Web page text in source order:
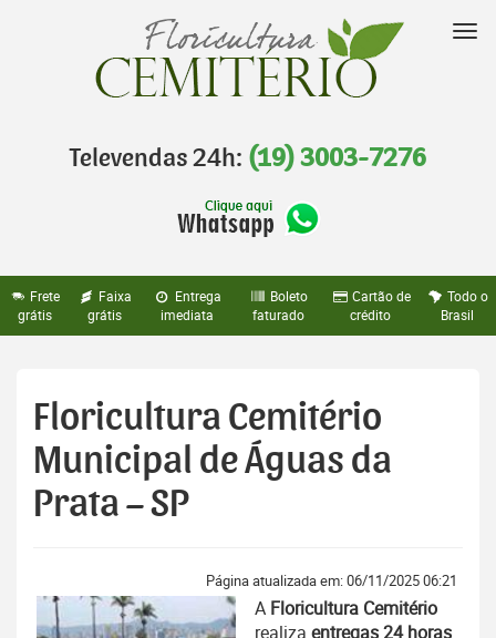
Televendas 24h: (19) 3003-7276
Frete
grátis
Faixa
grátis
Entrega
imediata
Boleto
faturado
Cartão de
crédito
Todo o
Brasil
Floricultura Cemitério
Municipal de Águas da
Prata – SP
Página atualizada em: 06/11/2025 06:21
A Floricultura Cemitério
realiza entregas 24 horas